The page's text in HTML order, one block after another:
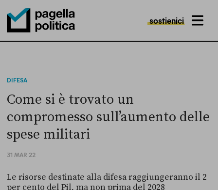
Pagella Politica Logo
sostienici MENU
DIFESA
Come si è trovato un
compromesso sull’aumento delle
spese militari
31 MAR 22
Le risorse destinate alla difesa raggiungeranno il 2
per cento del Pil, ma non prima del 2028